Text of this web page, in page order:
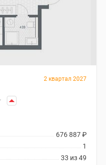
2 квартал 2027
676 887₽
1
33 из 49